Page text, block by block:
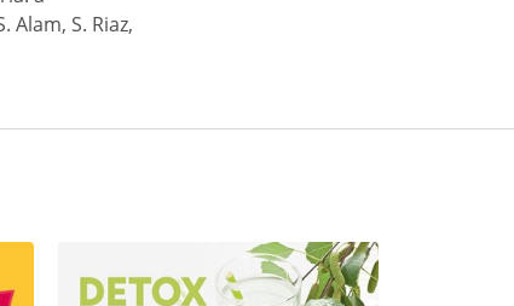
S. Riaz,